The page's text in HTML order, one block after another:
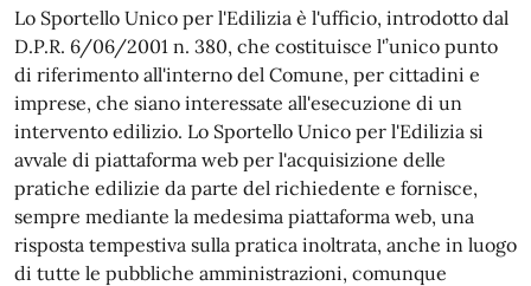
Lo Sportello Unico per l'Edilizia è l'ufficio, introdotto dal
D.P.R. 6/06/2001 n. 380, che costituisce l'’unico punto
di riferimento all'interno del Comune, per cittadini e
imprese, che siano interessate all'esecuzione di un
intervento edilizio. Lo Sportello Unico per l'Edilizia si
avvale di piattaforma web per l'acquisizione delle
pratiche edilizie da parte del richiedente e fornisce,
sempre mediante la medesima piattaforma web, una
risposta tempestiva sulla pratica inoltrata, anche in luogo
di tutte le pubbliche amministrazioni, comunque